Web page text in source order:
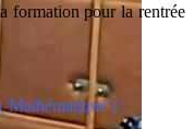
formation pour la rentrée
Mathématique ) :